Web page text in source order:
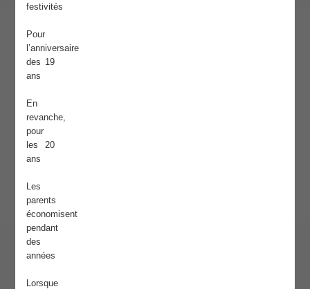
festivités
Pour
l’anniversaire
des 19
ans
En
revanche,
pour
les 20
ans
Les
parents
économisent
pendant
des
années
Lorsque